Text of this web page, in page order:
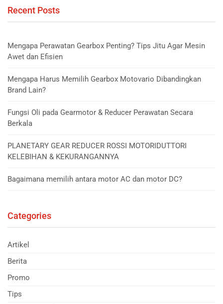
Recent Posts
Mengapa Perawatan Gearbox Penting? Tips Jitu Agar Mesin
Awet dan Efisien
Mengapa Harus Memilih Gearbox Motovario Dibandingkan
Brand Lain?
Fungsi Oli pada Gearmotor & Reducer Perawatan Secara
Berkala
PLANETARY GEAR REDUCER ROSSI MOTORIDUTTORI
KELEBIHAN & KEKURANGANNYA
Bagaimana memilih antara motor AC dan motor DC?
Categories
Artikel
Berita
Promo
Tips